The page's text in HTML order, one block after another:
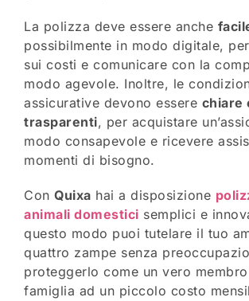
La polizza deve essere anche
possibilmente in modo digitale,
sui costi e comunicare con la
modo agevole. Inoltre, le
assicurative devono essere chiare
trasparenti, per acquistare
modo consapevole e ricevere
momenti di bisogno.
Con Quixa hai a disposizione
animali domestici semplici e
questo modo puoi tutelare il tuo
quattro zampe senza
proteggerlo come un vero
famiglia ad un piccolo costo